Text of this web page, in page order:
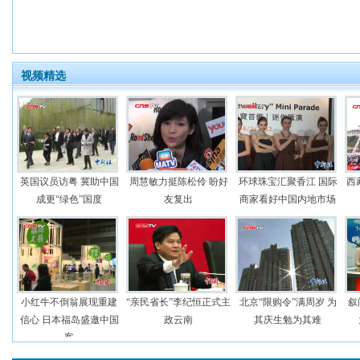
视频精选
英国议员访粤 冀助中国
成更“绿色”国度
周慧敏力挺陈松伶 盼好
友复出
环球珠宝汇聚香江 国际
商家看好中国内地市场
西
小红牛不倒翁展现重建
信心 日本福岛盛邀中国
客
“亲民省长”李纪恒正式主
政云南
北京“限购令”满周岁 为
其庆生勉为其难
叙